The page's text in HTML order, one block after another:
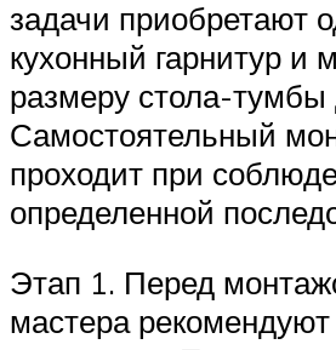
задачи приобретают
кухонный гарнитур и
размеру стола-тумбы
Самостоятельный
проходит при
определенной
Этап 1. Перед
мастера рекомендуют